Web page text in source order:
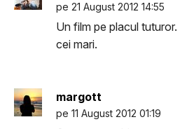
pe 21 August 2012 14:55
Un film pe placul
cei mari.
margott
pe 11 August 2012 01:19